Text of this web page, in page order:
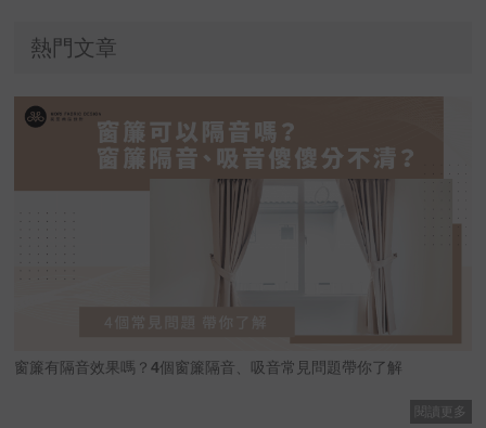
熱門文章
窗簾有隔音效果嗎？4個窗簾隔音、吸音常見問題帶你了解
閱讀更多